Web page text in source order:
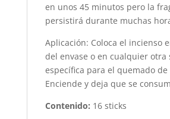
en unos 45 minutos pero la
persistirá durante muchas
Aplicación: Coloca el incienso
del envase o en cualquier otra
específica para el quemado de
Enciende y deja que se
Contenido: 16 sticks